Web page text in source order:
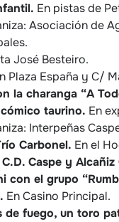
En pistas de
Asociación de
José Besteiro.
Plaza España y C/
la charanga “A
taurino. En
Interpeñas
Carbonel. En el
Caspe y Alcañiz
con el grupo
En Casino Principal.
de fuego, un toro